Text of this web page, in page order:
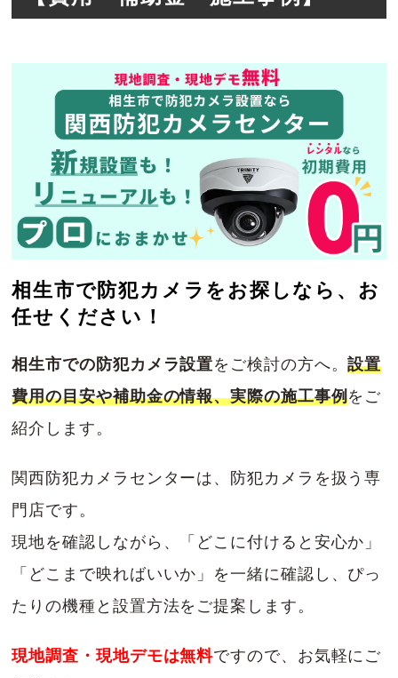
相生市で防犯カメラをお探しなら、お
任せください！
相生市での防犯カメラ設置をご検討の方へ。設置
費用の目安や補助金の情報、実際の施工事例をご
紹介します。
関西防犯カメラセンターは、防犯カメラを扱う専
門店です。
現地を確認しながら、「どこに付けると安心か」
「どこまで映ればいいか」を一緒に確認し、ぴっ
たりの機種と設置方法をご提案します。
現地調査・現地デモは無料ですので、お気軽にご